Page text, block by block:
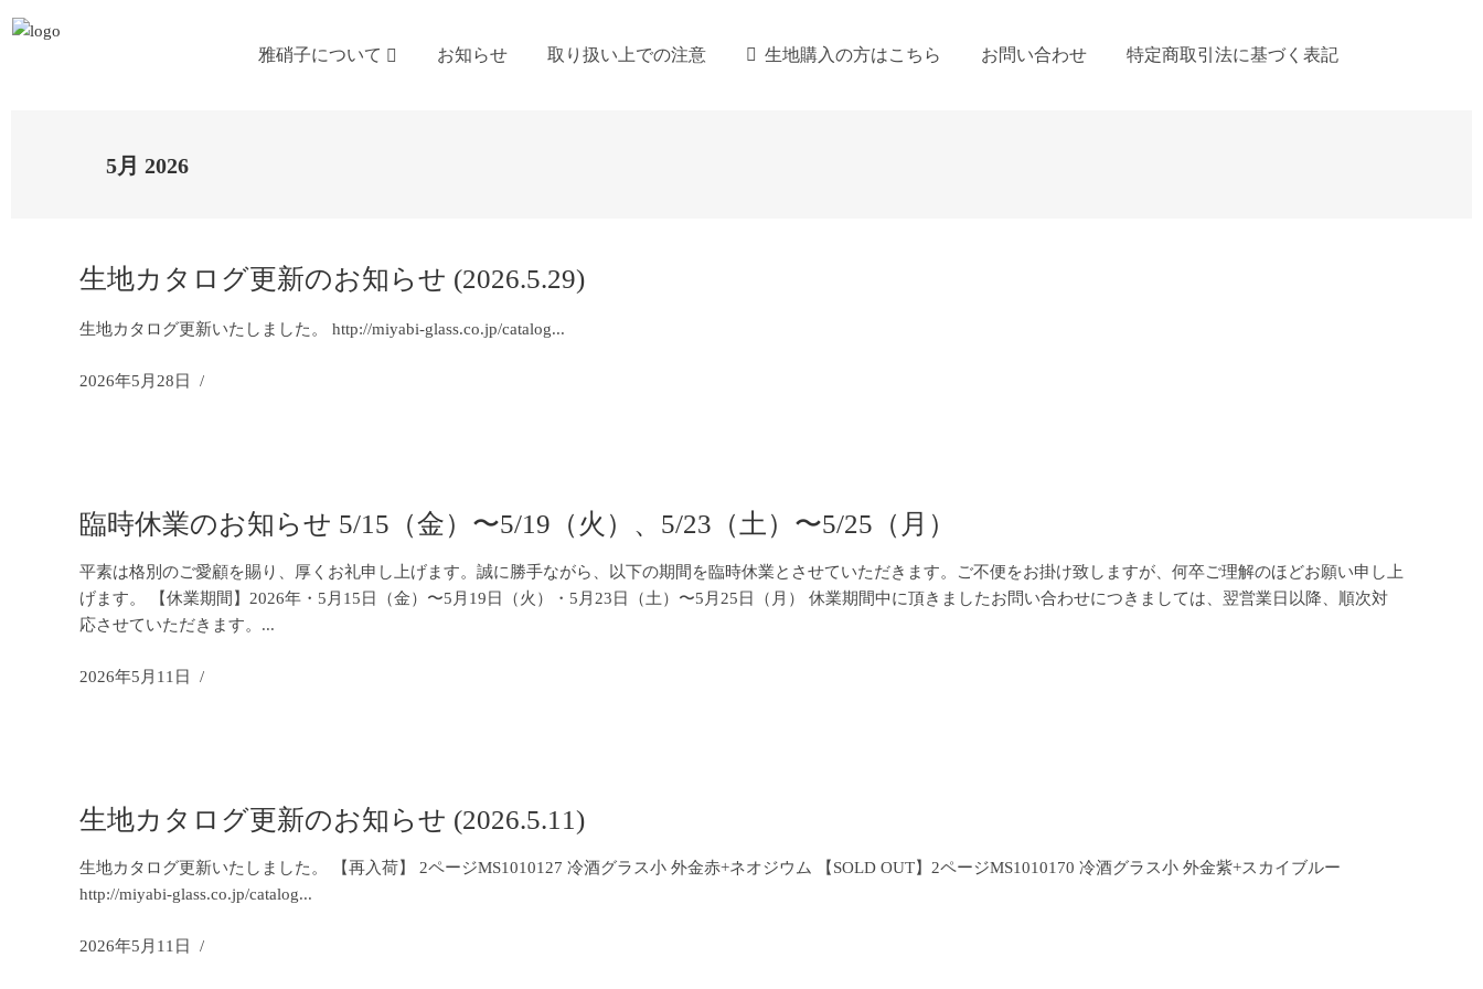
雅硝子について お知らせ 取り扱い上での注意 生地購入の方はこちら お問い合わせ 特定商取引法に基づく表記
5月 2026
生地カタログ更新のお知らせ (2026.5.29)
生地カタログ更新いたしました。 http://miyabi-glass.co.jp/catalog
2026年5月28日
臨時休業のお知らせ 5/15（金）〜5/19（火）、5/23（土）〜5/25（月）
平素は格別のご愛顧を賜り、厚くお礼申し上げます。誠に勝手ながら、以下の期間を臨時休業とさせていただきます。ご不便をお掛け致しますが、何卒ご理解のほどお願い申し上
げます。 【休業期間】2026年・5月15日（金）〜5月19日（火）・5月23日（土）〜5月25日（月） 休業期間中に頂きましたお問い合わせにつきましては、翌営業日以降、順次対
応させていただきます。
2026年5月11日
生地カタログ更新のお知らせ (2026.5.11)
生地カタログ更新いたしました。 【再入荷】 2ページMS1010127 冷酒グラス小 外金赤+ネオジウム 【SOLD OUT】2ページMS1010170 冷酒グラス小 外金紫+スカイブルー
http://miyabi-glass.co.jp/catalog
2026年5月11日